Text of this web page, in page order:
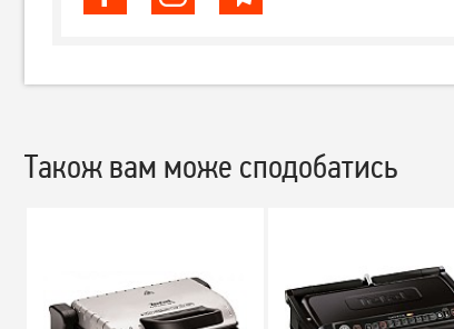
Також вам може сподобатись